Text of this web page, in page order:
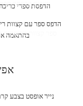
שירות הדפסת
ספר קצוות